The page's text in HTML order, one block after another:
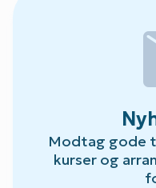
Modtag gode
kurser og